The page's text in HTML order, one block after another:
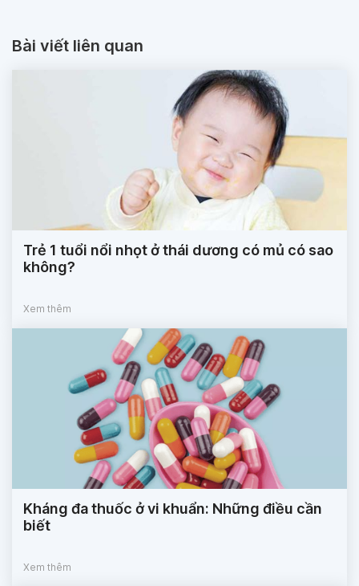
Bài viết liên quan
Trẻ 1 tuổi nổi nhọt ở thái dương có mủ có sao
không?
Xem thêm
Kháng đa thuốc ở vi khuẩn: Những điều cần
biết
Xem thêm